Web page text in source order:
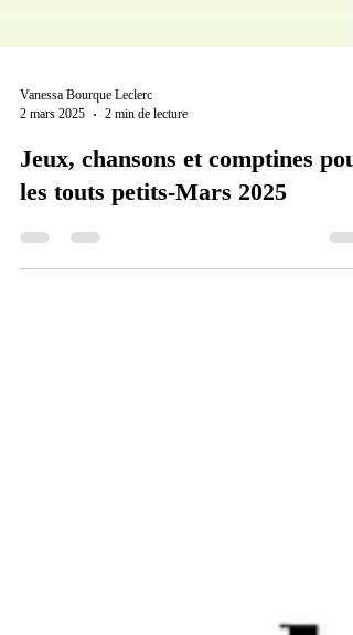
2 mars 2025
2 min de lecture
Jeux, chansons et comptines
les touts petits-Mars 2025